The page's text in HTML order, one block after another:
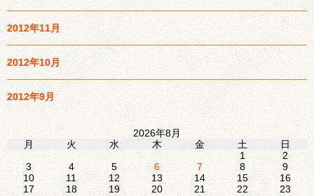
2012年11月
2012年10月
2012年9月
2026年8月
月
火 水 木 金 土
日
1
2
3
4 5 6 7 8
9
10
11 12 13 14 15
16
17
18 19 20 21 22
23